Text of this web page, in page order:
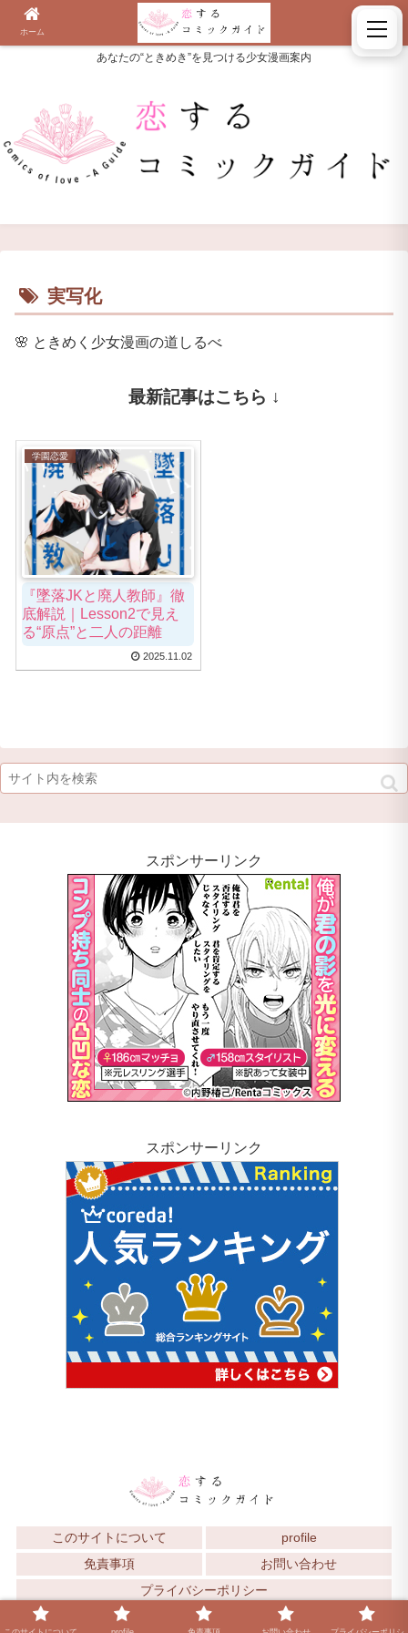
あなたの“ときめき”を見つける少女漫画案内
実写化
🌸 ときめく少女漫画の道しるべ
最新記事はこちら ↓
学園恋愛
『墜落JKと廃人教師』徹
底解説｜Lesson2で見え
る“原点”と二人の距離
2025.11.02
スポンサーリンク
スポンサーリンク
このサイトについて
profile
免責事項
お問い合わせ
プライバシーポリシー
© 2025 恋するコミックガイド.
ホーム 検索